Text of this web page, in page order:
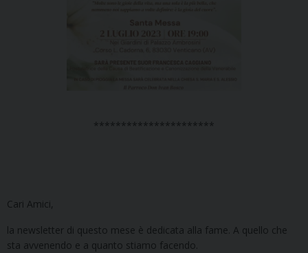
**********************
Cari Amici,
la newsletter di questo mese è dedicata alla fame. A quello che
sta avvenendo e a quanto stiamo facendo.